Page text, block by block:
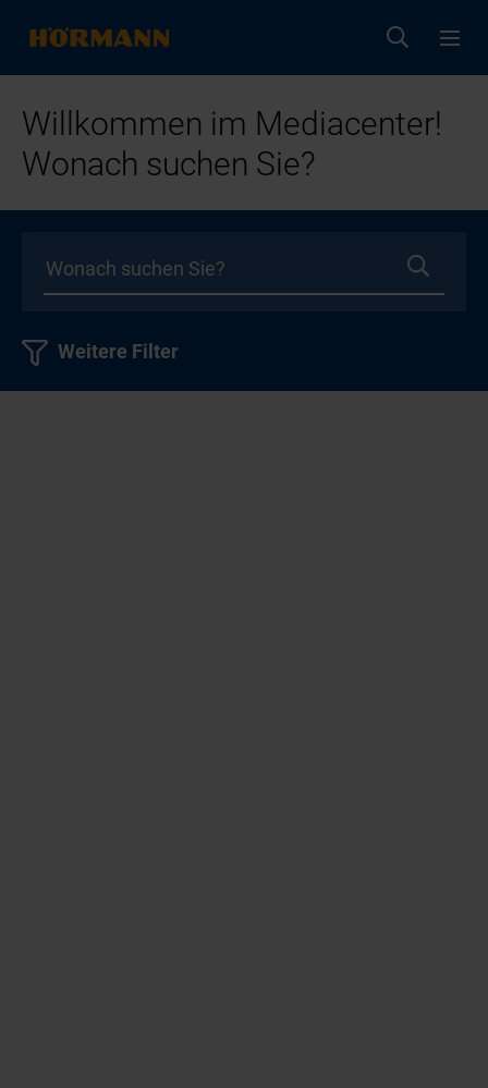
Willkommen im Mediacenter!
Wonach suchen Sie?
Weitere Filter